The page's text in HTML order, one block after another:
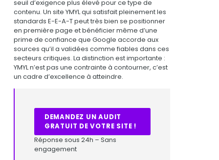
seuil d’exigence plus élevé pour ce type de
contenu. Un site YMYL qui satisfait pleinement les
standards E-E-A-T peut très bien se positionner
en première page et bénéficier même d’une
prime de confiance que Google accorde aux
sources qu’il a validées comme fiables dans ces
secteurs critiques. La distinction est importante :
YMYL n’est pas une contrainte à contourner, c’est
un cadre d’excellence à atteindre.
DEMANDEZ UN AUDIT
GRATUIT DE VOTRE SITE !
Réponse sous 24h – Sans
engagement